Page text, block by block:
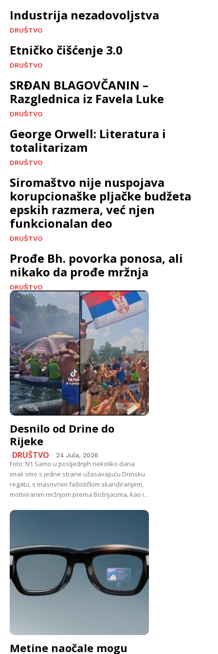
Industrija nezadovoljstva
DRUŠTVO
Etničko čišćenje 3.0
DRUŠTVO
SRĐAN BLAGOVČANIN –
Razglednica iz Favela Luke
DRUŠTVO
George Orwell: Literatura i
totalitarizam
DRUŠTVO
Siromaštvo nije nuspojava
korupcionaške pljačke budžeta
epskih razmera, već njen
funkcionalan deo
DRUŠTVO
Prođe Bh. povorka ponosa, ali
nikako da prođe mržnja
DRUŠTVO
Desnilo od Drine do
Rijeke
DRUŠTVO 24 Jula, 2026
Foto: N1 Samo u posljednjih nekoliko dana
imali smo s jedne strane užasavajuću Drinsku
regatu, s masovnim fašističkim skandiranjem,
motiviranim mržnjom prema Bošnjacima, kao i...
Metine naočale mogu